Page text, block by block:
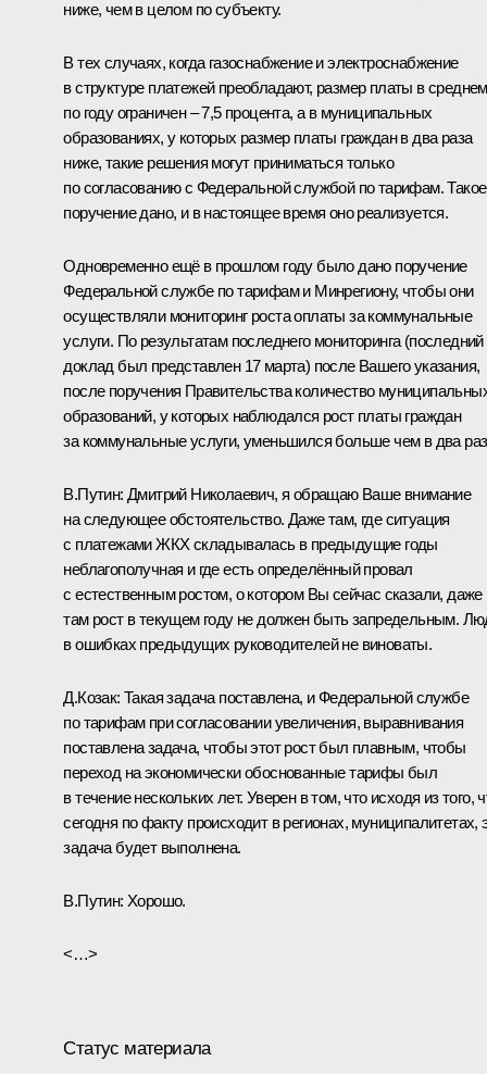
ниже, чем в целом по субъекту.
В тех случаях, когда газоснабжение и электроснабжение
в структуре платежей преобладают, размер платы в среднем
по году ограничен – 7,5 процента, а в муниципальных
образованиях, у которых размер платы граждан в два раза
ниже, такие решения могут приниматься только
по согласованию с Федеральной службой по тарифам. Такое
поручение дано, и в настоящее время оно реализуется.
Одновременно ещё в прошлом году было дано поручение
Федеральной службе по тарифам и Минрегиону, чтобы они
осуществляли мониторинг роста оплаты за коммунальные
услуги. По результатам последнего мониторинга (последний
доклад был представлен 17 марта) после Вашего указания,
после поручения Правительства количество
образований, у которых наблюдался рост платы граждан
за коммунальные услуги, уменьшился больше чем в два
В.Путин: Дмитрий Николаевич, я обращаю Ваше внимание
на следующее обстоятельство. Даже там, где ситуация
с платежами ЖКХ складывалась в предыдущие годы
неблагополучная и где есть определённый провал
с естественным ростом, о котором Вы сейчас сказали, даже
там рост в текущем году не должен быть запредельным.
в ошибках предыдущих руководителей не виноваты.
Д.Козак: Такая задача поставлена, и Федеральной службе
по тарифам при согласовании увеличения, выравнивания
поставлена задача, чтобы этот рост был плавным, чтобы
переход на экономически обоснованные тарифы был
в течение нескольких лет. Уверен в том, что исходя из того,
сегодня по факту происходит в регионах, муниципалитетах,
задача будет выполнена.
В.Путин: Хорошо.
<…>
Статус материала